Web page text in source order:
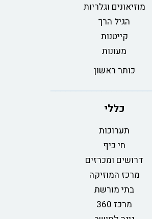
מוזיאונים וגלריות
הגיל הרך
קייטנות
מעונות
כותר ראשון
כללי
תערוכות
חי כיף
דרושים ומכרזים
מרכז המוזיקה
בתי מורשת
מרכז 360